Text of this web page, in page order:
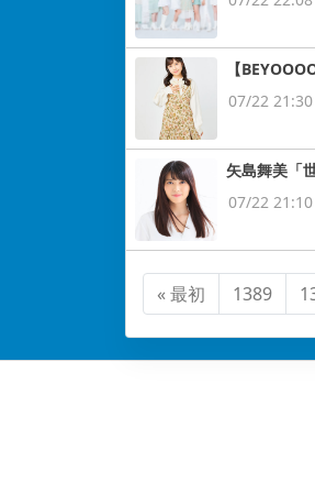
【
07/22 21:30
矢島舞美「
07/22 21:10
« 最初 1389